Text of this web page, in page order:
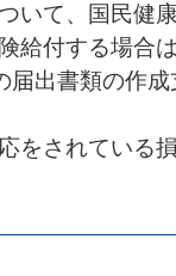
いて、国民健
給付する場合
届出書類の作
をされている